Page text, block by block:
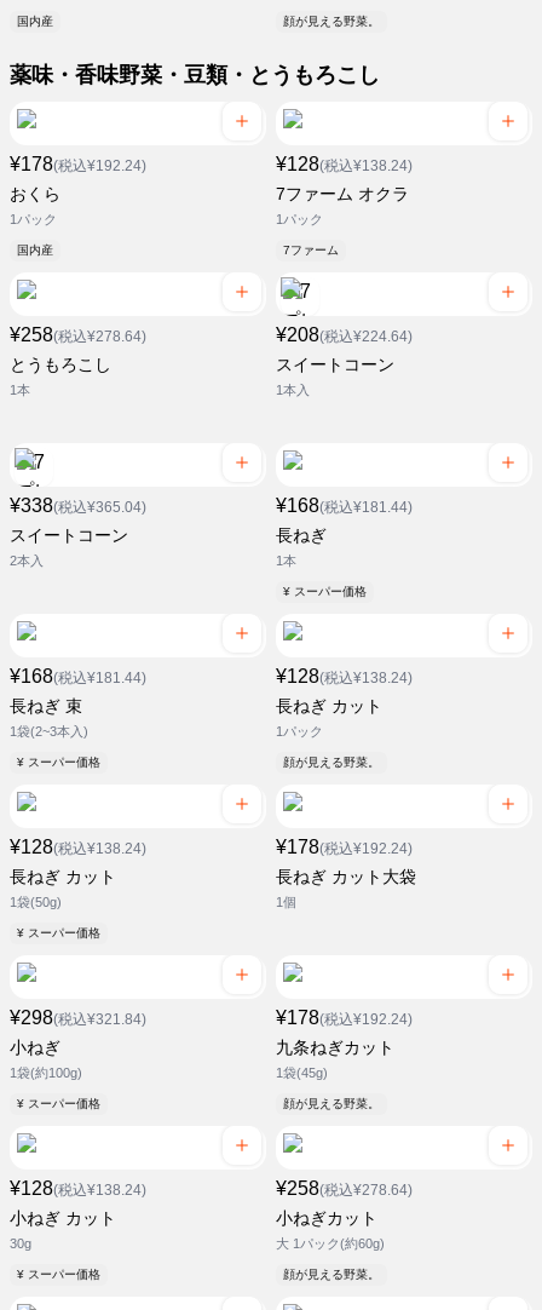
国内産 顔が見える野菜。
薬味・香味野菜・豆類・とうもろこし
¥178(税込¥192.24)
おくら
1パック
国内産
¥128(税込¥138.24)
7ファーム オクラ
1パック
7ファーム
¥258(税込¥278.64)
とうもろこし
1本
¥208(税込¥224.64)
スイートコーン
1本入
¥338(税込¥365.04)
スイートコーン
2本入
¥168(税込¥181.44)
長ねぎ
1本
¥ スーパー価格
¥168(税込¥181.44)
長ねぎ 束
1袋(2~3本入)
¥ スーパー価格
¥128(税込¥138.24)
長ねぎ カット
1パック
顔が見える野菜。
¥128(税込¥138.24)
長ねぎ カット
1袋(50g)
¥ スーパー価格
¥178(税込¥192.24)
長ねぎ カット大袋
1個
¥298(税込¥321.84)
小ねぎ
1袋(約100g)
¥ スーパー価格
¥178(税込¥192.24)
九条ねぎカット
1袋(45g)
顔が見える野菜。
¥128(税込¥138.24)
小ねぎ カット
30g
¥ スーパー価格
¥258(税込¥278.64)
小ねぎカット
大 1パック(約60g)
顔が見える野菜。